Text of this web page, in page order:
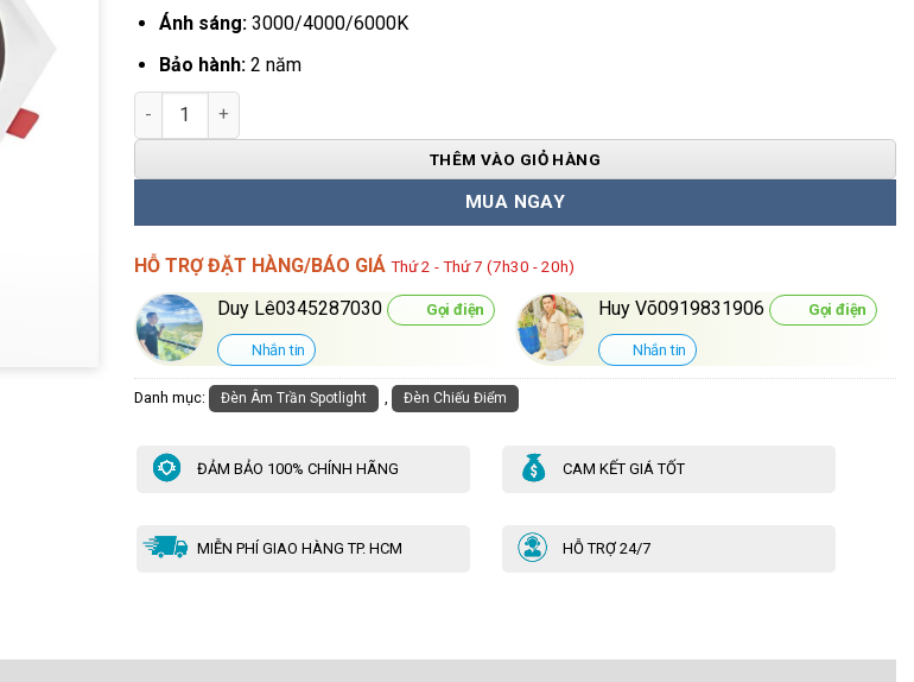
Ánh sáng:3000/4000/6000K
Bảo hành:2 năm
Đèn LED Âm Trần Đôi Gs Lighting 7W*2 số lượng
THÊM VÀO GIỎ HÀNG
MUA NGAY
HỖ TRỢ ĐẶT HÀNG/BÁO GIÁ Thứ 2 - Thứ 7 (7h30 - 20h)
Duy Lê0345287030 Gọi điện
Nhắn tin
Huy Võ0919831906 Gọi điện
Nhắn tin
Danh mục: Đèn Âm Trần Spotlight Đèn Chiếu Điểm
ĐẢM BẢO 100% CHÍNH HÃNG CAM KẾT GIÁ TỐT
MIỄN PHÍ GIAO HÀNG TP. HCM HỖ TRỢ 24/7